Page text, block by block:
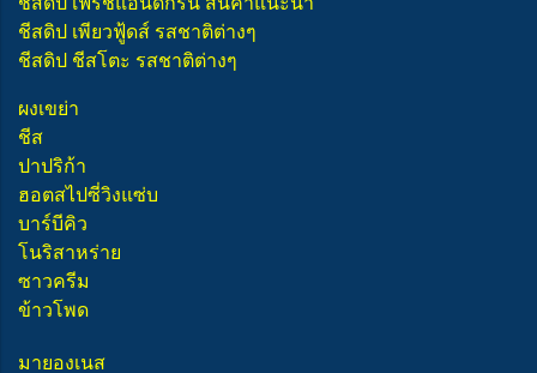
ชีสดิป เพียวฟู้ดส์ รสชาติต่างๆ
ชีสดิป ชีสโตะ รสชาติต่างๆ
ผงเขย่า
ชีส
ปาปริก้า
ฮอตสไปซี่วิงแซ่บ
บาร์บีคิว
โนริสาหร่าย
ซาวครีม
ข้าวโพด
มายองเนส